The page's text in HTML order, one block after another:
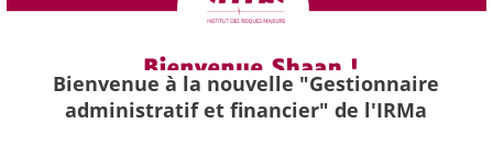
Bienvenue à la nouvelle "Gestionnaire
administratif et financier" de l'IRMa